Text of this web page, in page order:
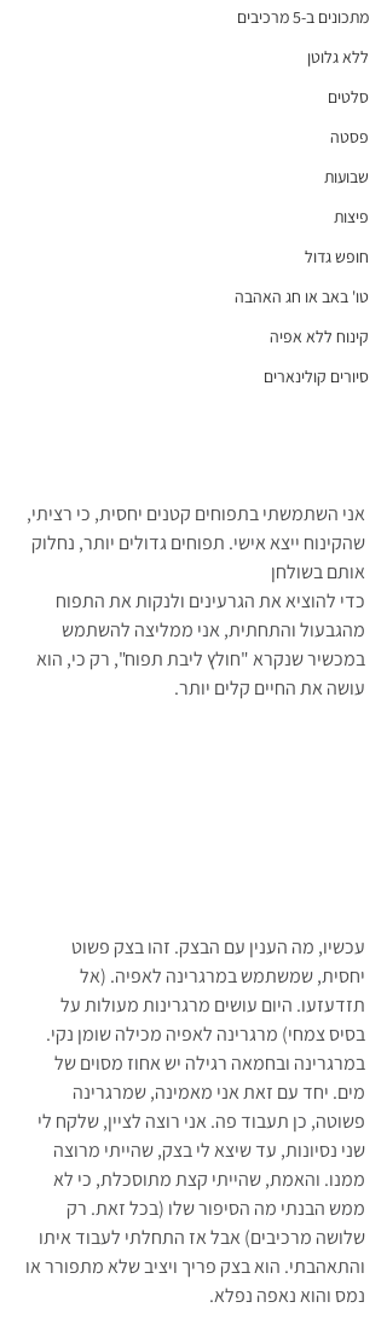
מתכונים ב-5 מרכיבים
ללא גלוטן
סלטים
פסטה
שבועות
פיצות
חופש גדול
טו' באב או חג האהבה
קינוח ללא אפיה
סיורים קולינארים
אני השתמשתי בתפוחים קטנים יחסית, כי רציתי,
שהקינוח ייצא אישי. תפוחים גדולים יותר, נחלוק
אותם בשולחן
כדי להוציא את הגרעינים ולנקות את התפוח
מהגבעול והתחתית, אני ממליצה להשתמש
במכשיר שנקרא "חולץ ליבת תפוח", רק כי, הוא
עושה את החיים קלים יותר.
עכשיו, מה הענין עם הבצק. זהו בצק פשוט
יחסית, שמשתמש במרגרינה לאפיה. (אל
תזדעזעו. היום עושים מרגרינות מעולות על
בסיס צמחי) מרגרינה לאפיה מכילה שומן נקי.
במרגרינה ובחמאה רגילה יש אחוז מסוים של
מים. יחד עם זאת אני מאמינה, שמרגרינה
פשוטה, כן תעבוד פה. אני רוצה לציין, שלקח לי
שני נסיונות, עד שיצא לי בצק, שהייתי מרוצה
ממנו. והאמת, שהייתי קצת מתוסכלת, כי לא
ממש הבנתי מה הסיפור שלו (בכל זאת. רק
שלושה מרכיבים) אבל אז התחלתי לעבוד איתו
והתאהבתי. הוא בצק פריך ויציב שלא מתפורר או
נמס והוא נאפה נפלא.